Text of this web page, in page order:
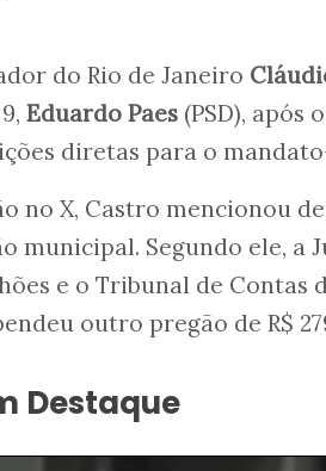
do Rio de Janeiro
Eduardo Paes (PSD),
diretas para o
no X, Castro mencionou
municipal. Segundo ele,
e o Tribunal de Contas
outro pregão de R$
Destaque